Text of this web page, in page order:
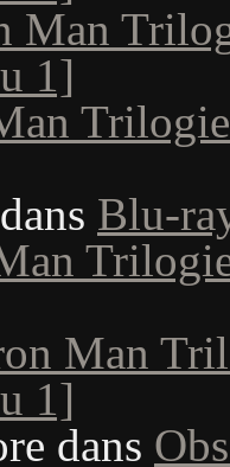
Man
1]
dans Blu-
Man
1]
dans